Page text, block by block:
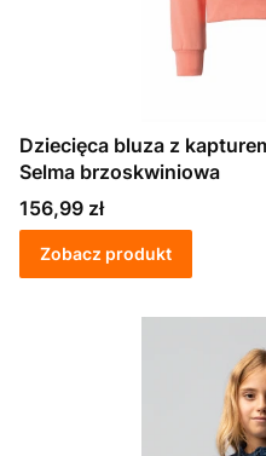
Dziecięca bluza z
Selma brzoskwiniowa
Cena
156,99 zł
Zobacz produkt